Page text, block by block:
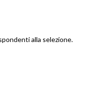
alla selezione.